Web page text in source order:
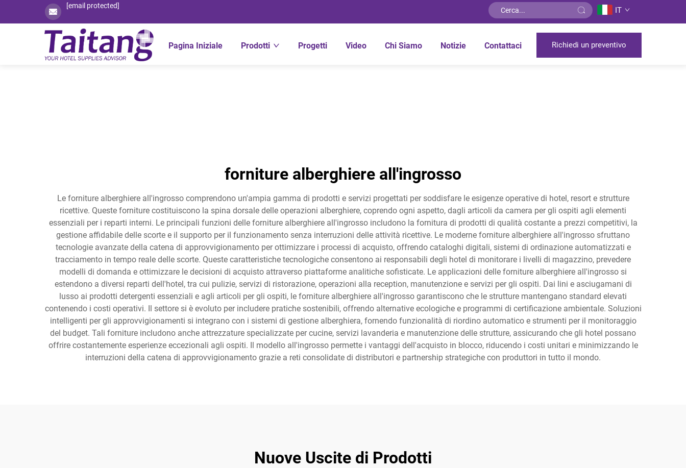
[email protected] IT
Pagina Iniziale Prodotti Progetti Video Chi Siamo Notizie Contattaci Richiedi un preventivo
forniture alberghiere all'ingrosso
Le forniture alberghiere all'ingrosso comprendono un'ampia gamma di prodotti e servizi progettati per soddisfare le esigenze operative di hotel, resort e strutture
ricettive. Queste forniture costituiscono la spina dorsale delle operazioni alberghiere, coprendo ogni aspetto, dagli articoli da camera per gli ospiti agli elementi
essenziali per i reparti interni. Le principali funzioni delle forniture alberghiere all'ingrosso includono la fornitura di prodotti di qualità costante a prezzi competitivi, la
gestione affidabile delle scorte e il supporto per il funzionamento senza interruzioni delle attività ricettive. Le moderne forniture alberghiere all'ingrosso sfruttano
tecnologie avanzate della catena di approvvigionamento per ottimizzare i processi di acquisto, offrendo cataloghi digitali, sistemi di ordinazione automatizzati e
tracciamento in tempo reale delle scorte. Queste caratteristiche tecnologiche consentono ai responsabili degli hotel di monitorare i livelli di magazzino, prevedere
modelli di domanda e ottimizzare le decisioni di acquisto attraverso piattaforme analitiche sofisticate. Le applicazioni delle forniture alberghiere all'ingrosso si
estendono a diversi reparti dell'hotel, tra cui pulizie, servizi di ristorazione, operazioni alla reception, manutenzione e servizi per gli ospiti. Dai lini e asciugamani di
lusso ai prodotti detergenti essenziali e agli articoli per gli ospiti, le forniture alberghiere all'ingrosso garantiscono che le strutture mantengano standard elevati
contenendo i costi operativi. Il settore si è evoluto per includere pratiche sostenibili, offrendo alternative ecologiche e programmi di certificazione ambientale. Soluzioni
intelligenti per gli approvvigionamenti si integrano con i sistemi di gestione alberghiera, fornendo funzionalità di riordino automatico e strumenti per il monitoraggio
del budget. Tali forniture includono anche attrezzature specializzate per cucine, servizi lavanderia e manutenzione delle strutture, assicurando che gli hotel possano
offrire costantemente esperienze eccezionali agli ospiti. Il modello all'ingrosso permette i vantaggi dell'acquisto in blocco, riducendo i costi unitari e minimizzando le
interruzioni della catena di approvvigionamento grazie a reti consolidate di distributori e partnership strategiche con produttori in tutto il mondo.
Nuove Uscite di Prodotti